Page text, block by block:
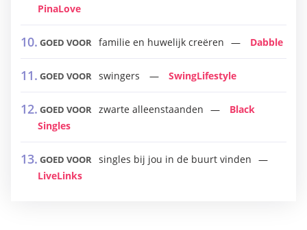
PinaLove
GOED VOOR familie en huwelijk creëren Dabble
GOED VOOR swingers SwingLifestyle
GOED VOOR zwarte alleenstaanden
Black
Singles
GOED VOOR singles bij jou in de buurt vinden
LiveLinks